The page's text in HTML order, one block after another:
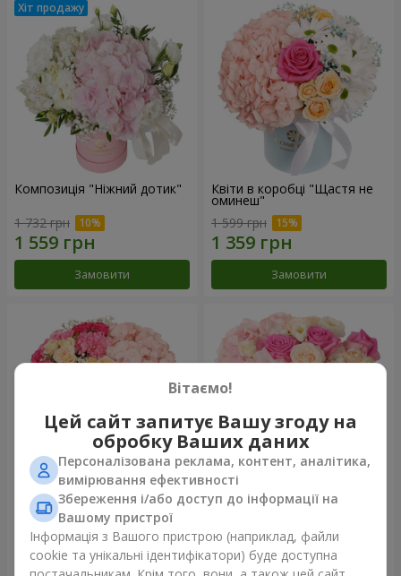
Композиція "Ніжний дотик"
1 732 грн
Замовити
Квіти в коробці "Щастя не
оминеш"
1 599 грн
Замовити
Квіти в коробці "Соломія"
2 066 грн
Композиція "Barbie"
2 399 грн
Вітаємо!
Цей сайт запитує Вашу згоду на
обробку Ваших даних
Персоналізована реклама, контент, аналітика,
вимірювання ефективності
Збереження і/або доступ до інформації на
Вашому пристрої
Інформація з Вашого пристрою (наприклад, файли
cookie та унікальні ідентифікатори) буде доступна